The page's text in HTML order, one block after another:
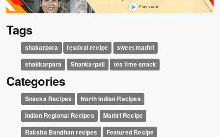
Tags
shakarpara festival recipe
sweet mathri
shakkarpara
Shankarpali tea time snack
Categories
Snacks Recipes
North Indian Recipes
Indian Regional Recipes
Mathri Recipe
Raksha Bandhan recipes
Featured Recipe